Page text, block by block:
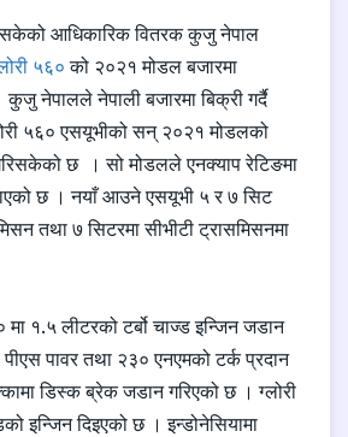
आधिकारिक वितरक कुजु नेपाल
५६० को २०२१ मोडल बजारमा
नेपालले नेपाली बजारमा बिक्री गर्दै
५६० एसयूभीको सन् २०२१ मोडलको
छ । सो मोडलले एनक्याप रेटिङमा
छ । नयाँ आउने एसयूभी ५ र ७ सिट
तथा ७ सिटरमा सीभीटी ट्रासमिसनमा
१.५ लीटरको टर्बो चाज्ड इन्जिन जडान
पावर तथा २३० एनएमको टर्क प्रदान
डिस्क ब्रेक जडान गरिएको छ । ग्लोरी
इन्जिन दिइएको छ । इन्डोनेसियामा